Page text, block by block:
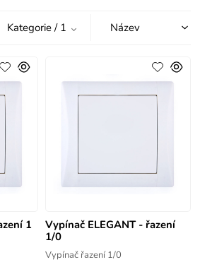
Kategorie / 1
1
Vypínač ELEGANT - řazení
1/0
Vypínač řazení 1/0